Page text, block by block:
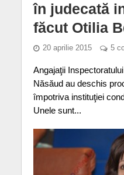
în judecată
făcut Otilia
20 aprilie 2015 5
Angajaţii
Năsăud au deschis
împotriva instituţiei
Unele sunt...